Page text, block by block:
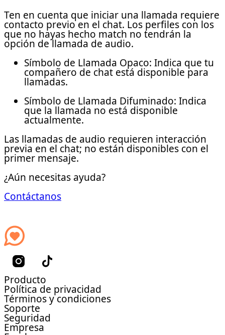
Ten en cuenta que iniciar una llamada requiere
contacto previo en el chat. Los perfiles con los
que no hayas hecho match no tendrán la
opción de llamada de audio.
Símbolo de Llamada Opaco: Indica que tu
compañero de chat está disponible para
llamadas.
Símbolo de Llamada Difuminado: Indica
que la llamada no está disponible
actualmente.
Las llamadas de audio requieren interacción
previa en el chat; no están disponibles con el
primer mensaje.
¿Aún necesitas ayuda?
Contáctanos
Producto
Política de privacidad
Términos y condiciones
Soporte
Seguridad
Empresa